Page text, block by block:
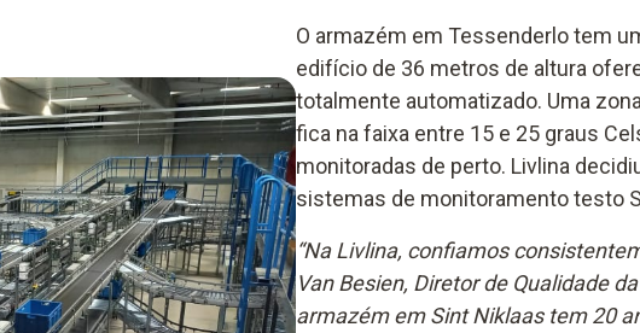
O armazém em Tessenderlo tem
edifício de 36 metros de altura
totalmente automatizado. Uma
fica na faixa entre 15 e 25 graus
monitoradas de perto. Livlina
sistemas de monitoramento testo
“Na Livlina, confiamos
Van Besien, Diretor de Qualidade
armazém em Sint Niklaas tem 20